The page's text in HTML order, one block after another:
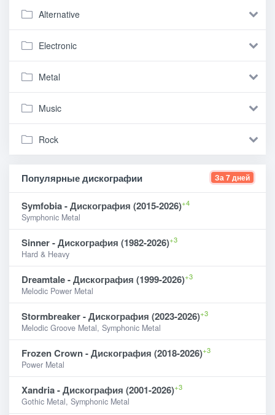
Alternative
Electronic
Metal
Music
Rock
Популярные дискографии За 7 дней
Symfobia - Дискография (2015-2026)+4
Symphonic Metal
Sinner - Дискография (1982-2026)+3
Hard & Heavy
Dreamtale - Дискография (1999-2026)+3
Melodic Power Metal
Stormbreaker - Дискография (2023-2026)+3
Melodic Groove Metal, Symphonic Metal
Frozen Crown - Дискография (2018-2026)+3
Power Metal
Xandria - Дискография (2001-2026)+3
Gothic Metal, Symphonic Metal